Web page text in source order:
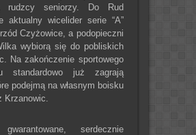
rudzcy seniorzy. Do Rud
aktualny wicelider serie “A”
Czyżowice, a podopieczni
wybiorą się do pobliskich
Na zakończenie sportowego
standardowo już zagrają
podejmą na własnym boisku
Krzanowic.
serdecznie